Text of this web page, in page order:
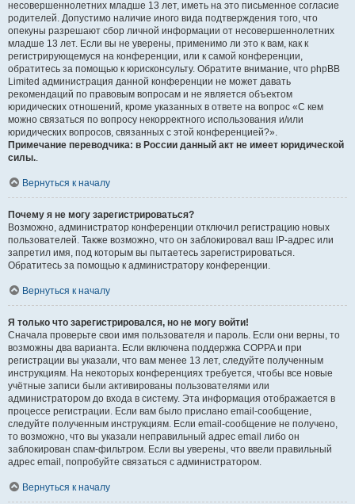
несовершеннолетних младше 13 лет, иметь на это письменное согласие
родителей. Допустимо наличие иного вида подтверждения того, что
опекуны разрешают сбор личной информации от несовершеннолетних
младше 13 лет. Если вы не уверены, применимо ли это к вам, как к
регистрирующемуся на конференции, или к самой конференции,
обратитесь за помощью к юрисконсульту. Обратите внимание, что phpBB
Limited администрация данной конференции не может давать
рекомендаций по правовым вопросам и не является объектом
юридических отношений, кроме указанных в ответе на вопрос «С кем
можно связаться по вопросу некорректного использования и/или
юридических вопросов, связанных с этой конференцией?».
Примечание переводчика: в России данный акт не имеет юридической
силы..
Вернуться к началу
Почему я не могу зарегистрироваться?
Возможно, администратор конференции отключил регистрацию новых
пользователей. Также возможно, что он заблокировал ваш IP-адрес или
запретил имя, под которым вы пытаетесь зарегистрироваться.
Обратитесь за помощью к администратору конференции.
Вернуться к началу
Я только что зарегистрировался, но не могу войти!
Сначала проверьте свои имя пользователя и пароль. Если они верны, то
возможны два варианта. Если включена поддержка COPPA и при
регистрации вы указали, что вам менее 13 лет, следуйте полученным
инструкциям. На некоторых конференциях требуется, чтобы все новые
учётные записи были активированы пользователями или
администратором до входа в систему. Эта информация отображается в
процессе регистрации. Если вам было прислано email-сообщение,
следуйте полученным инструкциям. Если email-сообщение не получено,
то возможно, что вы указали неправильный адрес email либо он
заблокирован спам-фильтром. Если вы уверены, что ввели правильный
адрес email, попробуйте связаться с администратором.
Вернуться к началу